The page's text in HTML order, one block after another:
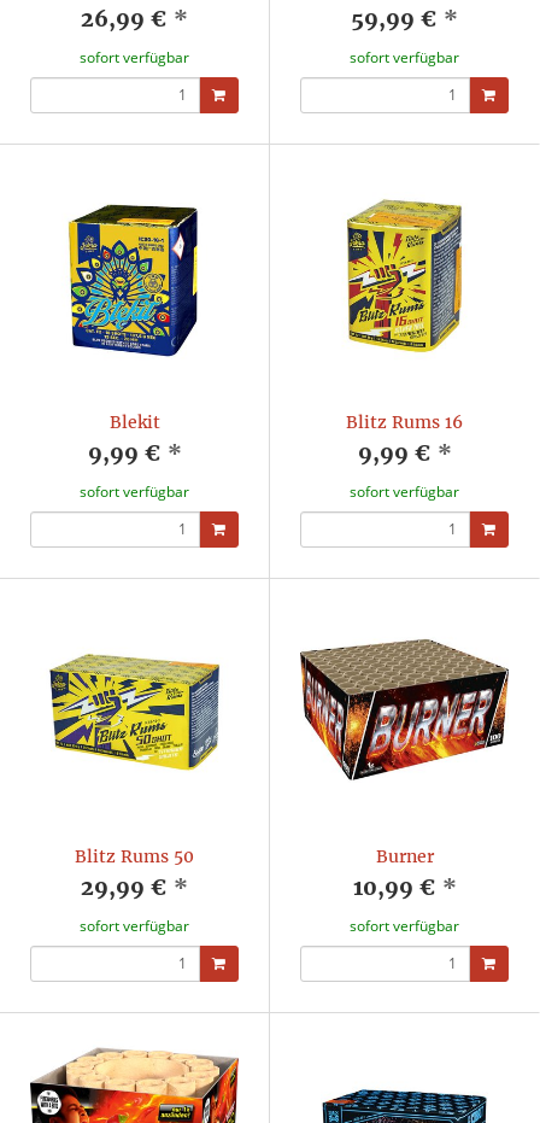
26,99 € *
sofort verfügbar
59,99 € *
sofort verfügbar
Blekit
9,99 € *
sofort verfügbar
Blitz Rums 16
9,99 € *
sofort verfügbar
Blitz Rums 50
29,99 € *
sofort verfügbar
Burner
10,99 € *
sofort verfügbar